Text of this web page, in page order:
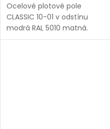
Ocelové plotové pole
CLASSIC 10-01 v odstínu
modrá RAL 5010 matná.
Bezúdržbová ocel (žárový